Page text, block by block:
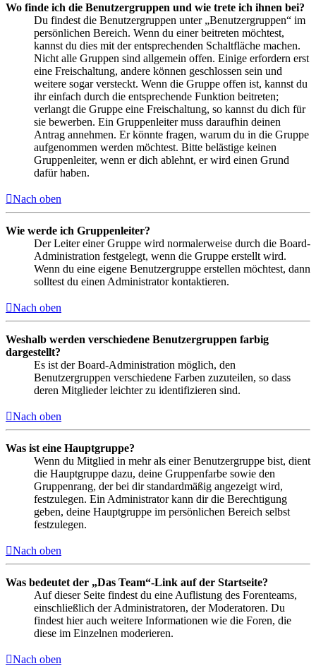
Wo finde ich die Benutzergruppen und wie trete ich ihnen bei?
Du findest die Benutzergruppen unter „Benutzergruppen“ im
persönlichen Bereich. Wenn du einer beitreten möchtest,
kannst du dies mit der entsprechenden Schaltfläche machen.
Nicht alle Gruppen sind allgemein offen. Einige erfordern erst
eine Freischaltung, andere können geschlossen sein und
weitere sogar versteckt. Wenn die Gruppe offen ist, kannst du
ihr einfach durch die entsprechende Funktion beitreten;
verlangt die Gruppe eine Freischaltung, so kannst du dich für
sie bewerben. Ein Gruppenleiter muss daraufhin deinen
Antrag annehmen. Er könnte fragen, warum du in die Gruppe
aufgenommen werden möchtest. Bitte belästige keinen
Gruppenleiter, wenn er dich ablehnt, er wird einen Grund
dafür haben.
Nach oben
Wie werde ich Gruppenleiter?
Der Leiter einer Gruppe wird normalerweise durch die Board-
Administration festgelegt, wenn die Gruppe erstellt wird.
Wenn du eine eigene Benutzergruppe erstellen möchtest, dann
solltest du einen Administrator kontaktieren.
Nach oben
Weshalb werden verschiedene Benutzergruppen farbig
dargestellt?
Es ist der Board-Administration möglich, den
Benutzergruppen verschiedene Farben zuzuteilen, so dass
deren Mitglieder leichter zu identifizieren sind.
Nach oben
Was ist eine Hauptgruppe?
Wenn du Mitglied in mehr als einer Benutzergruppe bist, dient
die Hauptgruppe dazu, deine Gruppenfarbe sowie den
Gruppenrang, der bei dir standardmäßig angezeigt wird,
festzulegen. Ein Administrator kann dir die Berechtigung
geben, deine Hauptgruppe im persönlichen Bereich selbst
festzulegen.
Nach oben
Was bedeutet der „Das Team“-Link auf der Startseite?
Auf dieser Seite findest du eine Auflistung des Forenteams,
einschließlich der Administratoren, der Moderatoren. Du
findest hier auch weitere Informationen wie die Foren, die
diese im Einzelnen moderieren.
Nach oben